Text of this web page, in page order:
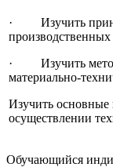
· Изучить
· Изучить методы
материально-
Изучить
осуществлении
Обучающийся